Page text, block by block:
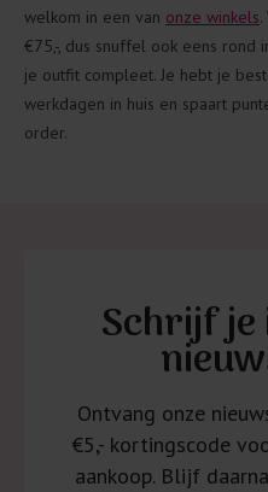
welkom in een van onze winkels
€75,-, dus snuffel ook eens rond
je outfit compleet. Je hebt je
werkdagen in huis en spaart
order.
Schrijf je
Ontvang onze
€5,- kortingscode
aankoop. Blijf